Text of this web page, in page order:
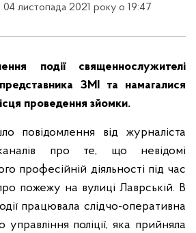
04 листопада 2021 року о 19:47
події священнослужителі
ЗМІ та намагалися
проведення зйомки.
повідомлення від журналіста
про те, що невідомі
професійній діяльності під час
пожежу на вулиці Лаврській. В
працювала слідчо-оперативна
поліції, яка прийняла